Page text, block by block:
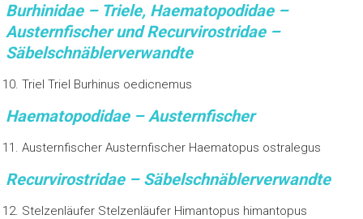
Burhinidae – Triele, Haematopodidae –
Austernfischer und Recurvirostridae –
Säbelschnäblerverwandte
Triel Triel Burhinus oedicnemus
Haematopodidae – Austernfischer
Austernfischer Austernfischer Haematopus ostralegus
Recurvirostridae – Säbelschnäblerverwandte
Stelzenläufer Stelzenläufer Himantopus himantopus